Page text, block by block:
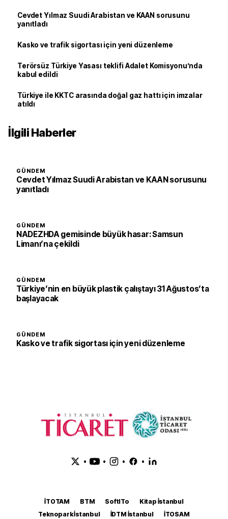
Cevdet Yılmaz Suudi Arabistan ve KAAN sorusunu
yanıtladı
Kasko ve trafik sigortası için yeni düzenleme
Terörsüz Türkiye Yasası teklifi Adalet Komisyonu’nda
kabul edildi
Türkiye ile KKTC arasında doğal gaz hattı için imzalar
atıldı
İlgili Haberler
GÜNDEM
Cevdet Yılmaz Suudi Arabistan ve KAAN sorusunu
yanıtladı
GÜNDEM
NADEZHDA gemisinde büyük hasar: Samsun
Limanı’na çekildi
GÜNDEM
Türkiye’nin en büyük plastik çalıştayı 31 Ağustos’ta
başlayacak
GÜNDEM
Kasko ve trafik sigortası için yeni düzenleme
• • • •
İTOTAM BTM SoftITo
Kitap İstanbul
Teknopark İstanbul
İDTM İstanbul
İTOSAM